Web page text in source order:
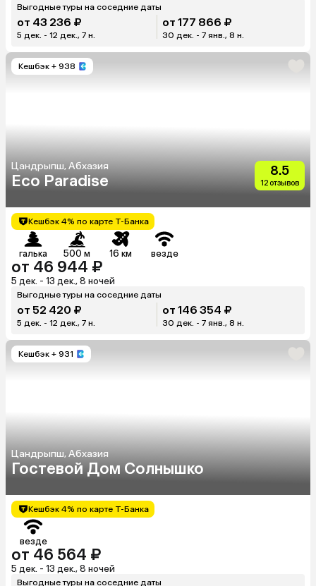
Выгодные туры на соседние даты
от 43 236 ₽
5 дек. - 12 дек., 7 н.
от 177 866 ₽
30 дек. - 7 янв., 8 н.
Кешбэк + 938
Цандрыпш, Абхазия
Eco Paradise
8.5
12 отзывов
Кешбэк 4% по карте Т-Банка
галька 500 м 16 км везде
от 46 944 ₽
5 дек. - 13 дек., 8 ночей
Выгодные туры на соседние даты
от 52 420 ₽
5 дек. - 12 дек., 7 н.
от 146 354 ₽
30 дек. - 7 янв., 8 н.
Кешбэк + 931
Цандрыпш, Абхазия
Гостевой Дом Солнышко
Кешбэк 4% по карте Т-Банка
везде
от 46 564 ₽
5 дек. - 13 дек., 8 ночей
Выгодные туры на соседние даты